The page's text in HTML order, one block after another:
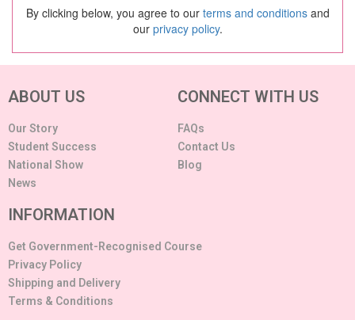
By clicking below, you agree to our terms and conditionsand
our privacy policy.
ABOUT US
Our Story
Student Success
National Show
News
CONNECT WITH US
FAQs
Contact Us
Blog
INFORMATION
Get Government-Recognised Course
Privacy Policy
Shipping and Delivery
Terms & Conditions